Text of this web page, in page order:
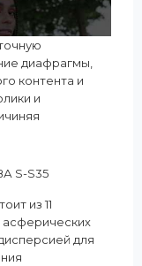
диафрагмы,
контента и
и
S-S35
из 11
асферических
для